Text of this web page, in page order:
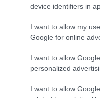
device identifiers in
I want to allow my
Google for online
I want to allow
personalized
I want to allow